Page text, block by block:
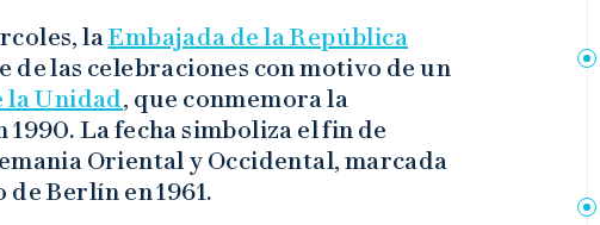
laEmbajada de la República
de las celebraciones con motivo de un
la Unidad, que conmemora la
La fecha simboliza el fin de
Oriental y Occidental, marcada
Berlín en 1961.